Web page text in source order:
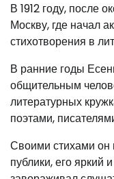
В 1912 году, после
Москву, где начал
стихотворения в
В ранние годы
общительным
литературных
поэтами,
Своими стихами
публики, его яркий